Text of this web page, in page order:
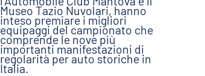
Museo Tazio Nuvolari, hanno
inteso premiare i migliori
equipaggi del campionato che
comprende le nove più
importanti manifestazioni di
regolarità per auto storiche in
Italia.